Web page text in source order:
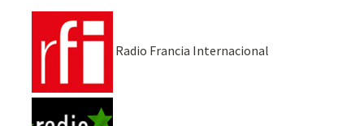
Radio Francia Internacional